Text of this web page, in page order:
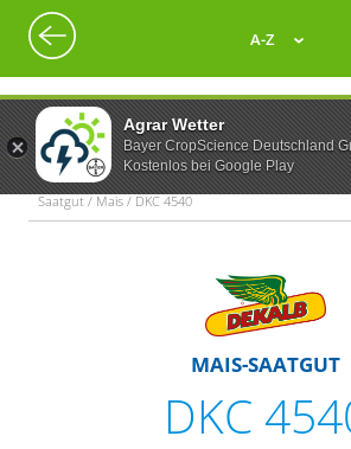
Agrar Wetter
Bayer CropScience Deutschland
Kostenlos bei Google Play
A-Z
Saatgut / Mais / DKC 4540
MAIS-SAATGUT
DKC